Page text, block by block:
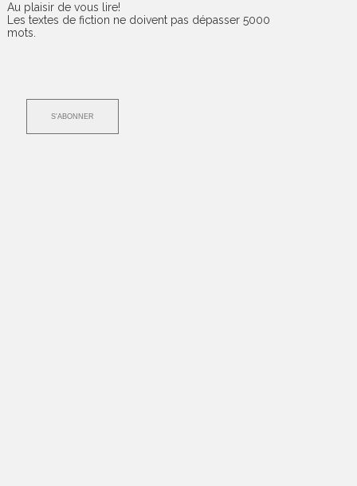
Au plaisir de vous lire!
Les textes de fiction ne doivent pas dépasser 5000
mots.
S'ABONNER